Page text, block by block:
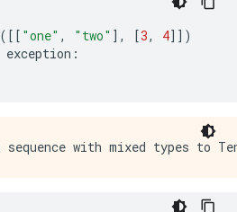
([[ "one" , "two" ], [3, 4]])
exception :